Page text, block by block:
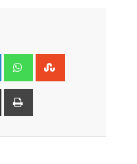
LinkedIn Whatsapp
Share